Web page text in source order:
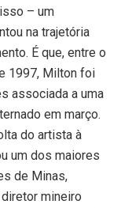
– um
na trajetória
É que, entre o
1997, Milton foi
associada a uma
em março.
do artista à
um dos maiores
de Minas,
mineiro